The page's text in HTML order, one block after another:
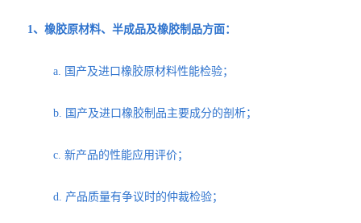
1、橡胶原材料、半成品及橡胶制品方面：
a. 国产及进口橡胶原材料性能检验；
b. 国产及进口橡胶制品主要成分的剖析；
c. 新产品的性能应用评价；
d. 产品质量有争议时的仲裁检验；